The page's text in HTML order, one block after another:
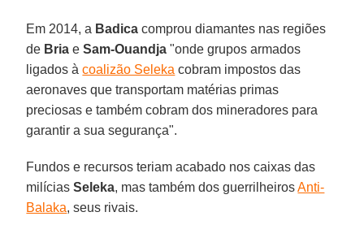
Em 2014, a Badica comprou diamantes nas regiões
de Bria eSam-Ouandja "onde grupos armados
ligados àcoalizão Seleka cobram impostos das
aeronaves que transportam matérias primas
preciosas e também cobram dos mineradores para
garantir a sua segurança".
Fundos e recursos teriam acabado nos caixas das
milíciasSeleka, mas também dos guerrilheirosAnti-
Balaka, seus rivais.